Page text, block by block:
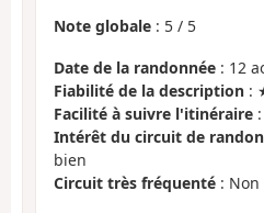
Note globale : 5 / 5
Date de la randonnée : 12
Fiabilité de la description :
Facilité à suivre l'itinéraire
Intérêt du circuit de
bien
Circuit très fréquenté : Non